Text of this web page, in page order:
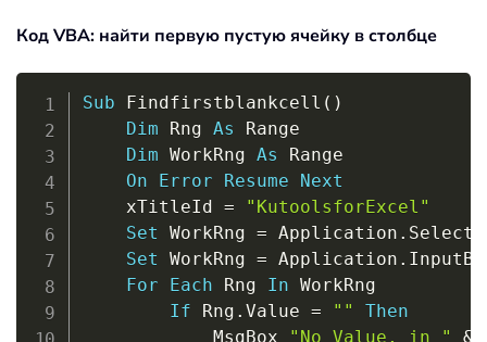
Код VBA: найти первую пустую ячейку в столбце
Sub Findfirstblankcell ( )
Dim Rng As Range
Dim WorkRng As Range
On
Error Resume
Next
	xTitleId
=
"KutoolsforExcel"
Set WorkRng = Application .
Set WorkRng = Application .
For
Each Rng In WorkRng
If Rng . Value = ""
Then
			MsgBox
"No Value, in " &